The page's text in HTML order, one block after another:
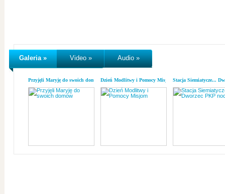
Galeria » Video » Audio »
Przyjęli Maryję do swoich domówDzień Modlitwy i Pomocy MisjomStacja Siemiatycze...